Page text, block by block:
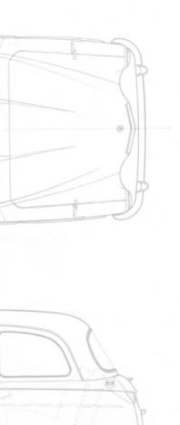
non connecté
:-)
truc du genre Peugeot
... le tarif mon
me that you'll go further
un van LEVC pour
? un "taxi" modifi?